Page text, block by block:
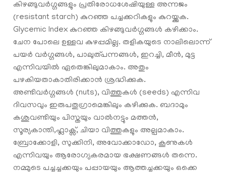
കിഴങ്ങുവർഗ്ഗങ്ങളും പ്രതിരോധശേഷിയുള്ള അന്നജം
(resistant starch) കുറഞ്ഞ പച്ചക്കറികളും കുറയ്ക്കുക.
Glycemic Index കുറഞ്ഞ കിഴങ്ങുവർഗ്ഗങ്ങൾ കഴിക്കാം.
ചേന പോലെ ഉള്ളവ കുഴപ്പമില്ല. തളികയുടെ നാലിലൊന്ന്
പയർ വർഗ്ഗങ്ങൾ, പാലുത്പന്നങ്ങൾ, ഇറച്ചി, മീൻ, മുട്ട
എന്നിവയിൽ ഏതെങ്കിലുമാകാം. അതും
പഴകിയതാകാതിരിക്കാൻ ശ്രദ്ധിക്കുക.
അണ്ടിവർഗ്ഗങ്ങൾ (nuts), വിത്തുകൾ (seeds) എന്നിവ
ദിവസവും ഇരുപതുഗ്രാമെങ്കിലും കഴിക്കുക. ബദാമും
കശുവണ്ടിയും പിസ്തയും വാൽനട്ടും മത്തൻ,
സൂര്യകാന്തി,ഫ്ലാക്സ്, ചിയാ വിത്തുകളും അല്പമാകാം.
ബ്രോക്കോളി, സുക്കിനി, അവോക്കാഡോ, കൂണുകൾ
എന്നിവയും ആരോഗ്യകരമായ ഭക്ഷണങ്ങൾ തന്നെ.
നമ്മുടെ പച്ചച്ചക്കയും പപ്പായയും ആത്തച്ചക്കയും ഒക്കെ